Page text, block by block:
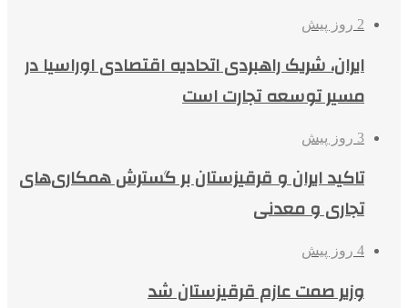
2 روز پیش
ایران، شریک راهبردی اتحادیه اقتصادی اوراسیا در
مسیر توسعه تجارت است
3 روز پیش
تاکید ایران و قرقیزستان بر گسترش همکاری‌های
تجاری و معدنی
4 روز پیش
وزیر صمت عازم قرقیزستان شد